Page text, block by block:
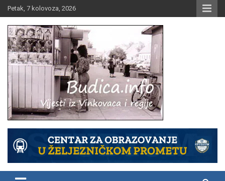
Skip
to
content
Petak, 7 kolovoza, 2026
Budica.info